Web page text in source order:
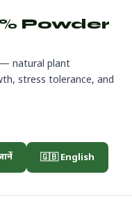
Powder
— natural plant
stress tolerance, and
🇬🇧 English